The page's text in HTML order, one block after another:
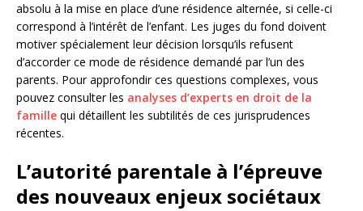
absolu à la mise en place d’une résidence alternée, si celle-ci
correspond à l’intérêt de l’enfant. Les juges du fond doivent
motiver spécialement leur décision lorsqu’ils refusent
d’accorder ce mode de résidence demandé par l’un des
parents. Pour approfondir ces questions complexes, vous
pouvez consulter les analyses d’experts en droit de la
famille qui détaillent les subtilités de ces jurisprudences
récentes.
L’autorité parentale à l’épreuve
des nouveaux enjeux sociétaux